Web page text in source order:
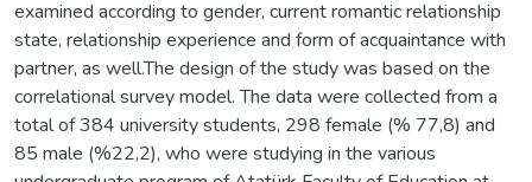
examined according to gender, current romantic relationship
state, relationship experience and form of acquaintance with
partner, as well.The design of the study was based on the
correlational survey model. The data were collected from a
total of 384 university students, 298 female (% 77,8) and
85 male (%22,2), who were studying in the various